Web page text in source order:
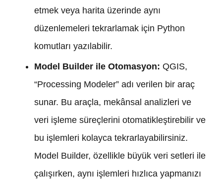
etmek veya harita üzerinde aynı
düzenlemeleri tekrarlamak için Python
komutları yazılabilir.
Model Builder ile Otomasyon: QGIS,
“Processing Modeler” adı verilen bir araç
sunar. Bu araçla, mekânsal analizleri ve
veri işleme süreçlerini otomatikleştirebilir ve
bu işlemleri kolayca tekrarlayabilirsiniz.
Model Builder, özellikle büyük veri setleri ile
çalışırken, aynı işlemleri hızlıca yapmanızı